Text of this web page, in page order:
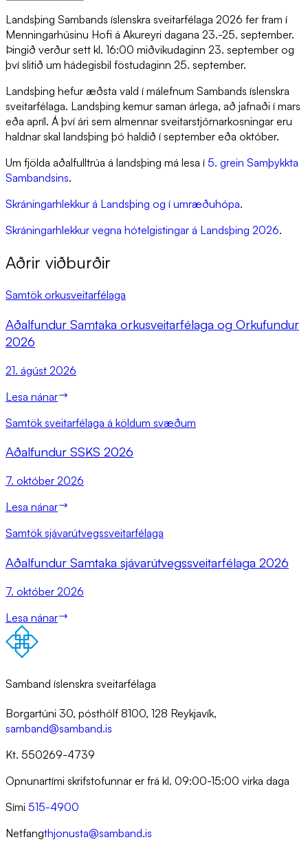
Landsþing Sambands íslenskra sveitarfélaga 2026 fer fram í
Menningarhúsinu Hofi á Akureyri dagana 23.-25. september.
Þingið verður sett kl. 16:00 miðvikudaginn 23. september og
því slitið um hádegisbil föstudaginn 25. september.
Landsþing hefur æðsta vald í málefnum Sambands íslenskra
sveitarfélaga. Landsþing kemur saman árlega, að jafnaði í mars
eða apríl. Á því ári sem almennar sveitarstjórnarkosningar eru
haldnar skal landsþing þó haldið í september eða október.
Um fjölda aðalfulltrúa á landsþing má lesa í 5. grein Samþykkta
Sambandsins.
Skráningarhlekkur á Landsþing og í umræðuhópa.
Skráningarhlekkur vegna hótelgistingar á Landsþing 2026.
Aðrir viðburðir
Samtök orkusveitarfélaga
Að­al­fund­ur Sam­taka orku­sveit­ar­fé­laga og Orkufund­ur
2026
21. ágúst 2026
Lesa nánar
Samtök sveitarfélaga á köldum svæðum
Að­al­fund­ur SSKS 2026
7. október 2026
Lesa nánar
Samtök sjávarútvegssveitarfélaga
Að­al­fund­ur Sam­taka sjáv­ar­út­vegs­sveit­ar­fé­laga 2026
7. október 2026
Lesa nánar
Samband íslenskra sveitarfélaga
Borgartúni 30, pósthólf 8100, 128 Reykjavík,
samband@samband.is
Kt. 550269-4739
Opnunartími skrifstofunnar er frá kl. 09:00-15:00 virka daga
Sími 515-4900
Netfangthjonusta@samband.is